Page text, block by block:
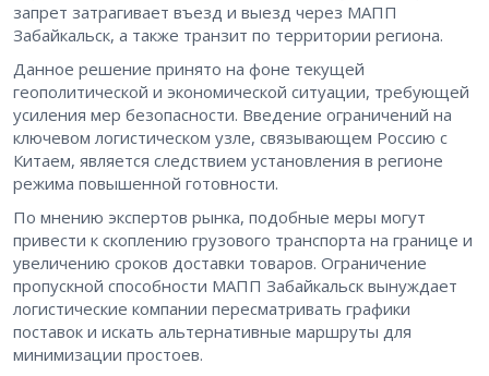
запрет затрагивает въезд и выезд через МАПП
Забайкальск, а также транзит по территории региона.
Данное решение принято на фоне текущей
геополитической и экономической ситуации, требующей
усиления мер безопасности. Введение ограничений на
ключевом логистическом узле, связывающем Россию с
Китаем, является следствием установления в регионе
режима повышенной готовности.
По мнению экспертов рынка, подобные меры могут
привести к скоплению грузового транспорта на границе и
увеличению сроков доставки товаров. Ограничение
пропускной способности МАПП Забайкальск вынуждает
логистические компании пересматривать графики
поставок и искать альтернативные маршруты для
минимизации простоев.